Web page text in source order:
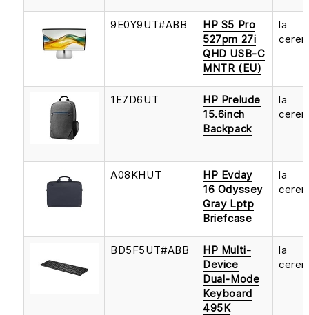
9E0Y9UT#ABB
HP S5 Pro
527pm 27i
QHD USB-C
MNTR (EU)
la
1E7D6UT
HP Prelude
15.6inch
Backpack
la
A08KHUT
HP Evday
16 Odyssey
Gray Lptp
Briefcase
la
BD5F5UT#ABB
HP Multi-
Device
Dual-Mode
Keyboard
495K
la